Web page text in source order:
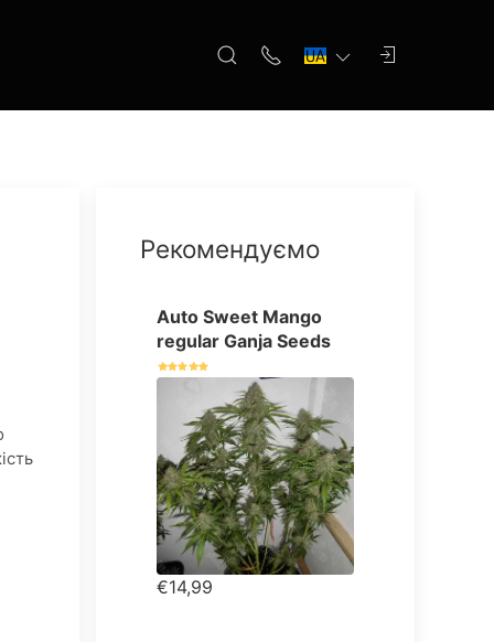
Рекомендуємо
Auto Sweet Mango
regular Ganja Seeds
€14,99